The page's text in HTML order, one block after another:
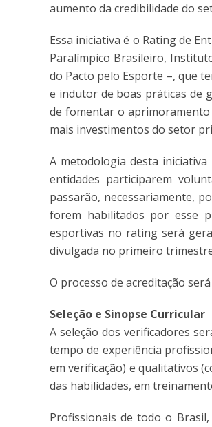
aumento da credibilidade do
Essa iniciativa é o Rating de
Paralímpico Brasileiro,
do Pacto pelo Esporte –, que
e indutor de boas práticas de
de fomentar o
mais investimentos do setor
A metodologia desta
entidades participarem
passarão, necessariamente,
forem habilitados por esse
esportivas no rating será
divulgada no primeiro
O processo de acreditação
Seleção e Sinopse Curricular
A seleção dos verificadores
tempo de experiência
em verificação) e qualitativos
das habilidades, em
Profissionais de todo o